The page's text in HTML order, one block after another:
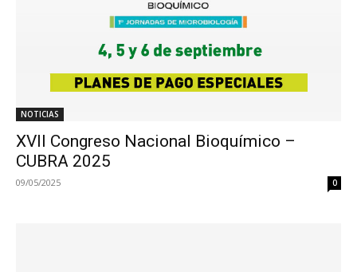
NOTICIAS
XVII Congreso Nacional Bioquímico –
CUBRA 2025
09/05/2025 0